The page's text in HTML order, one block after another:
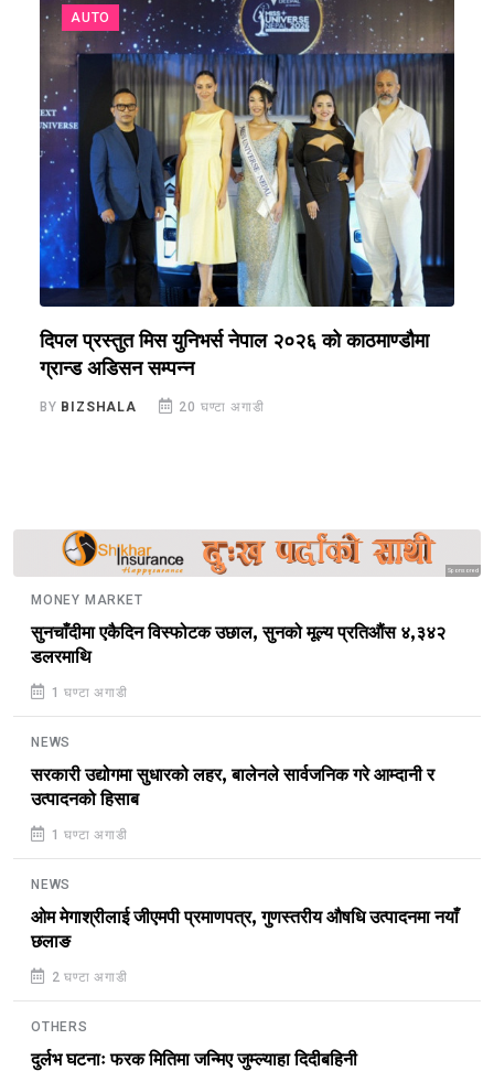
AUTO
दिपल प्रस्तुत मिस युनिभर्स नेपाल २०२६ को काठमाण्डौमा
ग्रान्ड अडिसन सम्पन्न
BY BIZSHALA 20 घण्टा अगाडी
Sponsored
MONEY MARKET
सुनचाँदीमा एकैदिन विस्फोटक उछाल, सुनको मूल्य प्रतिऔंस ४,३४२
डलरमाथि
1 घण्टा अगाडी
NEWS
सरकारी उद्योगमा सुधारको लहर, बालेनले सार्वजनिक गरे आम्दानी र
उत्पादनको हिसाब
1 घण्टा अगाडी
NEWS
ओम मेगाश्रीलाई जीएमपी प्रमाणपत्र, गुणस्तरीय औषधि उत्पादनमा नयाँ
छलाङ
2 घण्टा अगाडी
OTHERS
दुर्लभ घटनाः फरक मितिमा जन्मिए जुम्ल्याहा दिदीबहिनी